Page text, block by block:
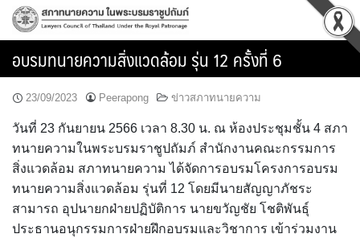
Skip
อบรมทนายความสิ่งแวดล้อม รุ่น 12 ครั้งที่ 6
23/09/2023 Peerapong ข่าวสภาทนายความ
วันที่ 23 กันยายน 2566 เวลา 8.30 น. ณ ห้องประชุมชั้น 4 สภา
ทนายความในพระบรมราชูปถัมภ์ สำนักงานคณะกรรมการ
สิ่งแวดล้อม สภาทนายความ ได้จัดการอบรมโครงการอบรม
ทนายความสิ่งแวดล้อม รุ่นที่ 12 โดยมีนายสัญญาภัชระ
สามารถ อุปนายกฝ่ายปฏิบัติการ นายขวัญชัย โชติพันธุ์
ประธานอนุกรรมการฝ่ายฝึกอบรมและวิชาการ เข้าร่วมงาน